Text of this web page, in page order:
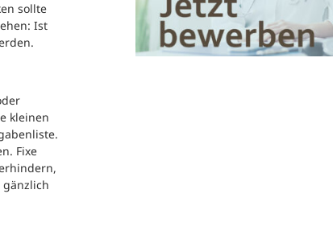
sollte
Ist
kleinen
Fixe